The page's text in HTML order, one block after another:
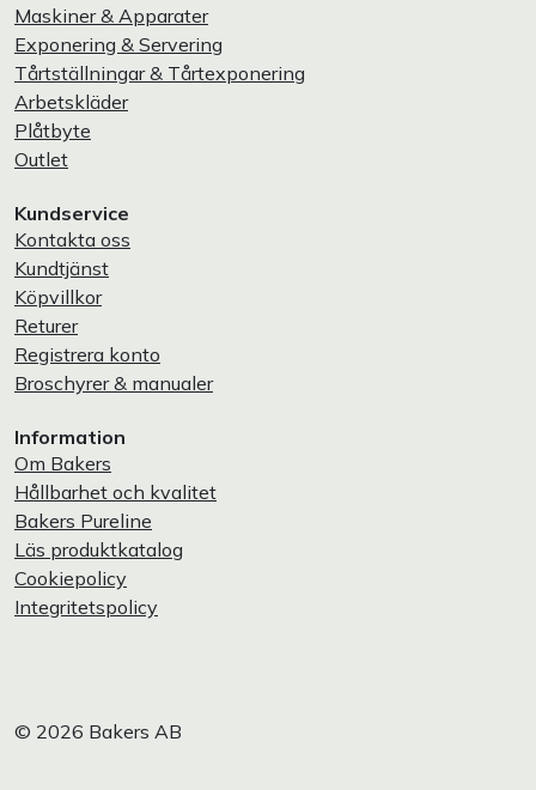
Maskiner & Apparater
Exponering & Servering
Tårtställningar & Tårtexponering
Arbetskläder
Plåtbyte
Outlet
Kundservice
Kontakta oss
Kundtjänst
Köpvillkor
Returer
Registrera konto
Broschyrer & manualer
Information
Om Bakers
Hållbarhet och kvalitet
Bakers Pureline
Läs produktkatalog
Cookiepolicy
Integritetspolicy
© 2026 Bakers AB